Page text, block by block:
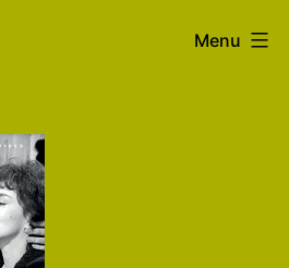
Menu